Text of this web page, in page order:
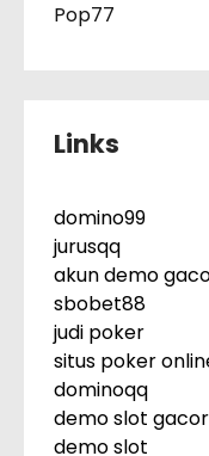
Pop77
Links
domino99
jurusqq
akun demo
sbobet88
judi poker
situs poker
dominoqq
demo slot gacor
demo slot